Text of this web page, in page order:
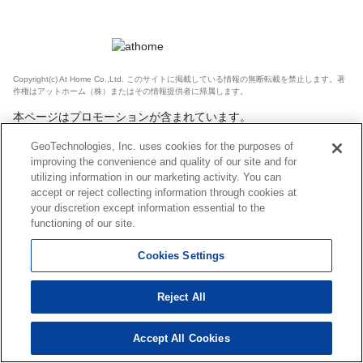
Copyright(c) At Home Co.,Ltd. このサイトに掲載している情報の無断転載を禁止します。著
作権はアットホーム（株）またはその情報提供者に帰属します。
本ページはプロモーションが含まれています。
GeoTechnologies, Inc. uses cookies for the purposes of
improving the convenience and quality of our site and for
utilizing information in our marketing activity. You can
accept or reject collecting information through cookies at
your discretion except information essential to the
functioning of our site.
Cookies Settings
Reject All
Accept All Cookies